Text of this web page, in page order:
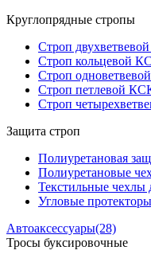
Круглопрядные стропы
Строп
Строп кольцевой
Строп
Строп петлевой
Строп
Защита строп
Полиуретановая
Полиуретановые
Текстильные чехлы
Угловые
Автоаксессуары(28)
Тросы буксировочные